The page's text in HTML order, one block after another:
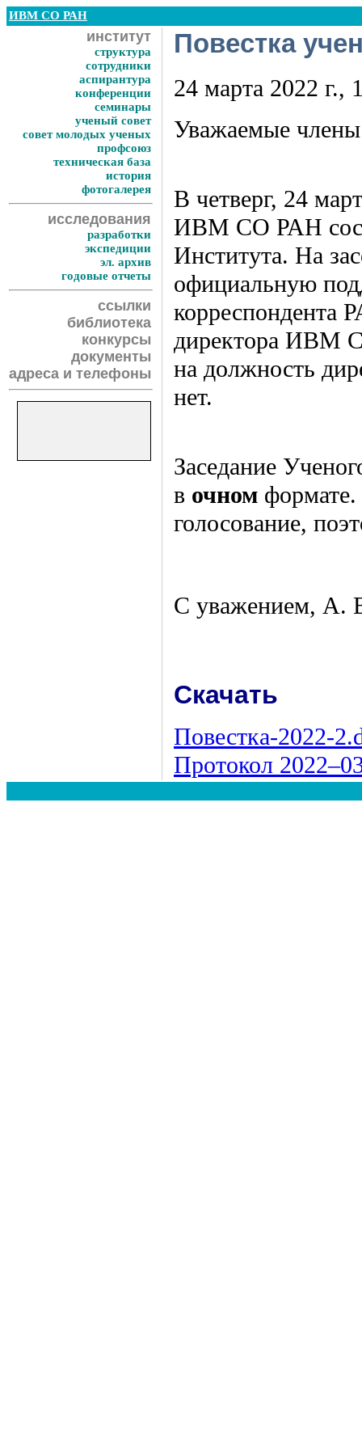
ИВМ СО РАН
институт
структура
сотрудники
аспирантура
конференции
семинары
ученый совет
совет молодых ученых
профсоюз
техническая база
история
фотогалерея
исследования
разработки
экспедиции
эл. архив
годовые отчеты
ссылки
библиотека
конкурсы
документы
адреса и телефоны
Повестка
24 марта 2022
Уважаемые
В четверг, 24
ИВМ СО РАН
Института. На
официальную
корреспондента
директора ИВМ
на должность
нет.
Заседание
в очном формате.
голосование,
С уважением, А.
Скачать
Повестка-2022-
Протокол